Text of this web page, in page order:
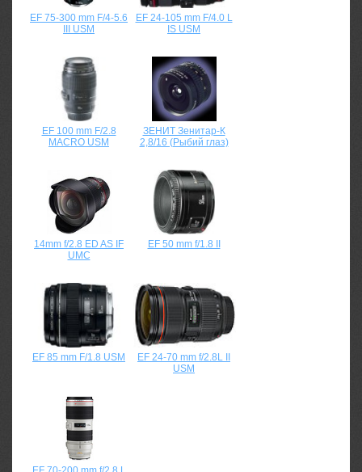
EF 75-300 mm F/4-5.6
III USM
EF 24-105 mm F/4.0 L
IS USM
EF 100 mm F/2.8
MACRO USM
ЗЕНИТ Зенитар-К
2,8/16 (Рыбий глаз)
14mm f/2.8 ED AS IF
UMC
EF 50 mm f/1.8 II
EF 85 mm F/1.8 USM
EF 24-70 mm f/2.8L II
USM